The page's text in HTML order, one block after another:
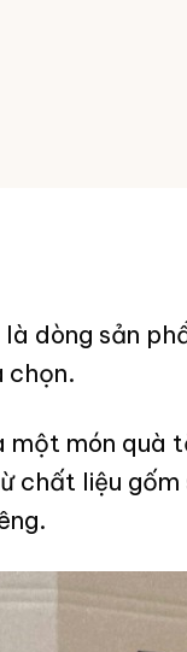
dòng sản
chọn.
món quà
liệu